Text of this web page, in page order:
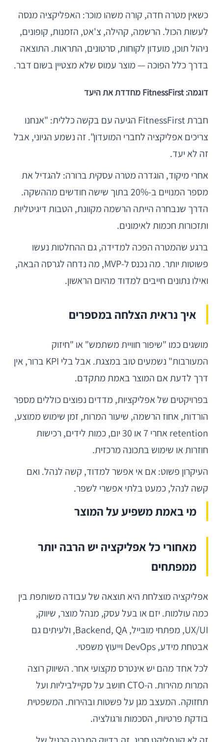
כשאין מטרה חדה, קורה משהו מוכר: האפליקציה מנסה
לעשות הכול. הרשמה, קהילה, צ'אט, הזמנות, קופונים,
ניהול תוכן, מועדון לקוחות, סרטונים, התראות. התוצאה
בדרך כלל הפוכה — מוצר עמוס שלא מצטיין בשום דבר.
דוגמה: FitnessFirst מחדדת את היעד
חברת FitnessFirst הגיעה עם בקשה כללית: "אנחנו
צריכים אפליקציה לחברי המועדון". זה נשמע הגיוני, אבל
זה לא יעד.
אחרי מיקוד, הוגדרה מטרה עסקית ברורה: להגדיל את
מספר המנויים ב-20% בתוך שישה חודשים מההשקה.
הדרך שנבחרה הייתה הרשמה מקוונת, הטבות דיגיטליות
ותזכורות חכמות לאימונים.
ברגע שהמטרה הפכה למדידה, גם ההחלטות נעשו
פשוטות יותר. מה נכנס ל-MVP, מה נדחה לגרסה הבאה,
ואילו נתונים חייבים למדוד מהיום הראשון.
איך נראית הצלחה במספרים
מושגים כמו "שיפור חוויית משתמש" או "חיזוק
המעורבות" נשמעים טוב במצגת. אבל בלי KPI ברור, אין
דרך לדעת אם המוצר באמת מתקדם.
בפרויקטים של אפליקציות, מדדים נפוצים כוללים מספר
הורדות, אחוז הרשמה, שיעור המרות, זמן שימוש ממוצע,
retention אחרי 7 או 30 יום, כמות לידים, רכישות
חוזרות או שימוש בתכונה מרכזית.
העיקרון פשוט: אם אי אפשר למדוד, קשה לנהל. ואם
קשה לנהל, כמעט בלתי אפשרי לשפר.
מי באמת משפיע על המוצר
מאחורי כל אפליקציה יש הרבה יותר
ממפתחים
אפליקציה מוצלחת היא תוצאה של עבודה משותפת בין
כמה עולמות. יזם או בעל עסק, מנהל מוצר, שיווק,
UX/UI, מפתחי מובייל, Backend, QA, ולעיתים גם
אבטחת מידע, DevOps וייעוץ משפטי.
לכל אחד מהם יש אינטרס מקצועי אחר. השיווק רוצה
המרות מהירות. ה-CTO חושב על סקיילביליות ועל
תחזוקה. המעצב מגן על פשטות ובהירות. המשפטית
בודקת פרטיות, הסכמות ורגולציה.